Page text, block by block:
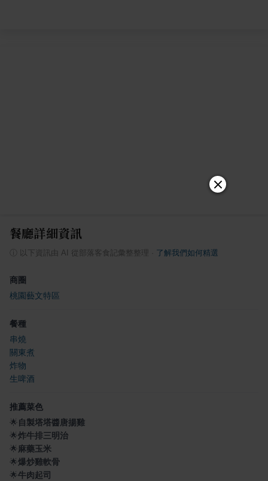
餐廳詳細資訊
以下資訊由 AI 從部落客食記彙整整理 了解我們如何精選
商圈
桃園藝文特區
餐種
串燒
關東煮
炸物
生啤酒
推薦菜色
🌟自製塔塔醬唐揚雞
🌟炸牛排三明治
🌟麻藥玉米
🌟爆炒雞軟骨
🌟牛肉起司